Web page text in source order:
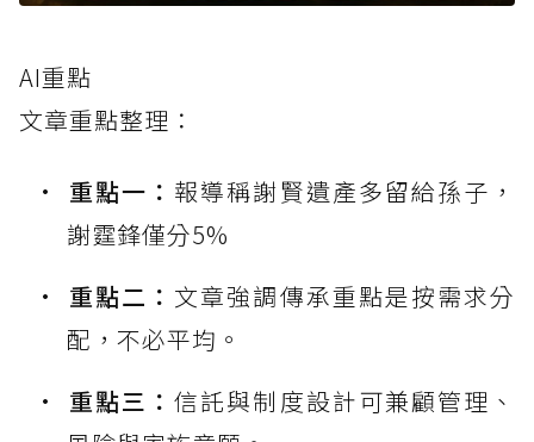
AI重點
文章重點整理：
重點一： 報導稱謝賢遺產多留給孫子，
謝霆鋒僅分5%
重點二： 文章強調傳承重點是按需求分
配，不必平均。
重點三：信託與制度設計可兼顧管理、